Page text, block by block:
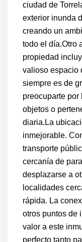
ciudad de
exterior inunda
creando un
todo el día.Otro
propiedad
valioso espacio
siempre es de
preocuparte
objetos o
diaria.La
inmejorable.
transporte
cercanía de
desplazarse a
localidades
rápida. La
otros puntos de
valor a este
perfecto tanto